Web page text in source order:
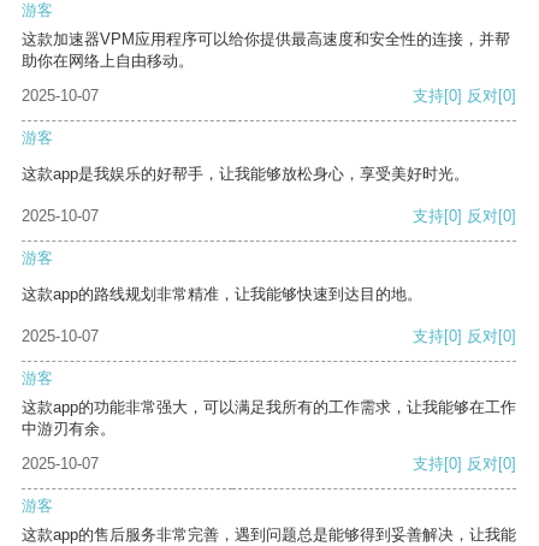
游客
这款加速器VPM应用程序可以给你提供最高速度和安全性的连接，并帮
助你在网络上自由移动。
2025-10-07
支持[0] 反对[0]
游客
这款app是我娱乐的好帮手，让我能够放松身心，享受美好时光。
2025-10-07 支持[0] 反对[0]
游客
这款app的路线规划非常精准，让我能够快速到达目的地。
2025-10-07 支持[0] 反对[0]
游客
这款app的功能非常强大，可以满足我所有的工作需求，让我能够在工作
中游刃有余。
2025-10-07
支持[0] 反对[0]
游客
这款app的售后服务非常完善，遇到问题总是能够得到妥善解决，让我能